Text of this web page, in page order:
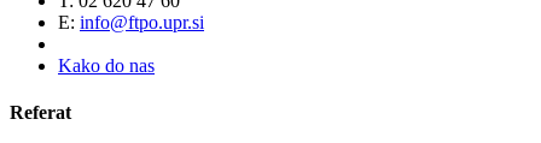
E: info@ftpo.upr.si
Kako do nas
Referat